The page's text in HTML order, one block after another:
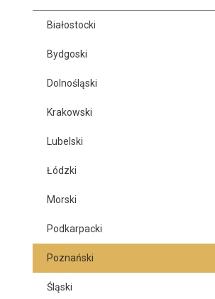
Sukcesy
członków PTD
Konkursy i
nagrody
Członkostwo
Białostocki
Bydgoski
Dolnośląski
Krakowski
Lubelski
Łódzki
Morski
Podkarpacki
Poznański
Śląski